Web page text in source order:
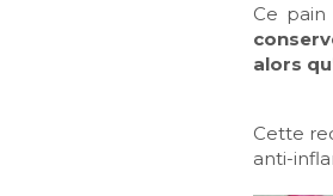
Ce
alors
Cette
anti-